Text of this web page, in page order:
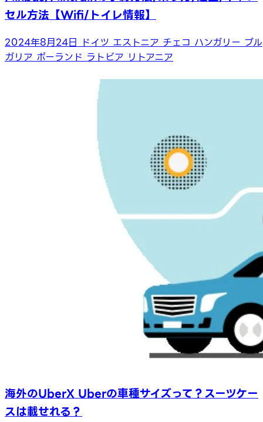
セル方法【Wifi/トイレ情報】
2024年8月24日 ドイツ エストニア チェコ ハンガリー ブル
ガリア ポーランド ラトビア リトアニア
海外のUberX Uberの車種サイズって？スーツケー
スは載せれる？